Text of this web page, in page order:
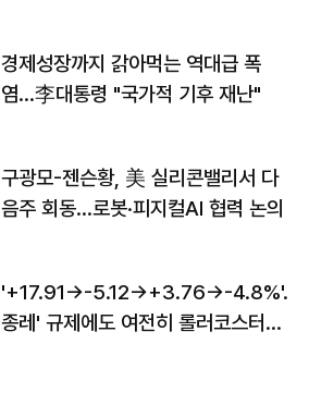
경제성장까지 갉아먹는 역대급 폭
염…李대통령 "국가적 기후 재난"
구광모-젠슨황, 美 실리콘밸리서 다
음주 회동…로봇·피지컬AI 협력 논의
'+17.91→-5.12→+3.76→-4.8%'…'
종레' 규제에도 여전히 롤러코스터